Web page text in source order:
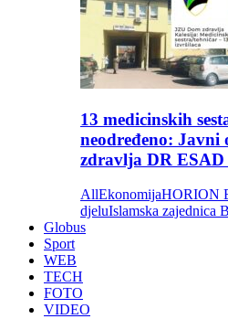
13 medicinskih
neodređeno: Javni
zdravlja DR
AllEkonomijaHORION
djeluIslamska zajednica
Globus
Sport
WEB
TECH
FOTO
VIDEO